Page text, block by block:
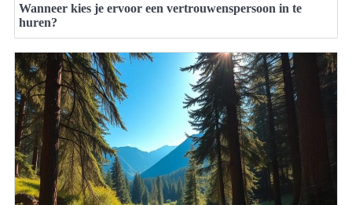
Wanneer kies je ervoor een vertrouwenspersoon in te
huren?